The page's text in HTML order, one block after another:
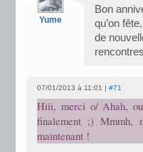
Yume
Bon
qu’on
de
07/01/2013 à 11:01 | #71
Hiii, merci o/ Ahah,
finalement ;) Mmmh,
maintenant !